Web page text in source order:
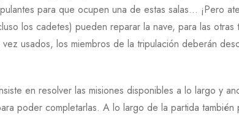
para que ocupen una de estas salas… ¡Pero
los cadetes) pueden reparar la nave, para las otras
usados, los miembros de la tripulación deberán
en resolver las misiones disponibles a lo largo y
poder completarlas. A lo largo de la partida